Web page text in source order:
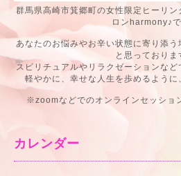
群馬県高崎市箕郷町の女性限定ヒーリ
ロンharmony♪で
あなたのお悩みやお辛い状態に寄り添
と思っておりま
スピリチュアルやリラクゼーションなど
軽やかに、幸せな人生を歩めるように
※zoomなどでのオンラインセッショ
カレンダー